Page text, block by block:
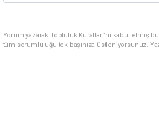
Yorum yazarak Topluluk Kuralları’nı kabul etmiş
tüm sorumluluğu tek başınıza üstleniyorsunuz.